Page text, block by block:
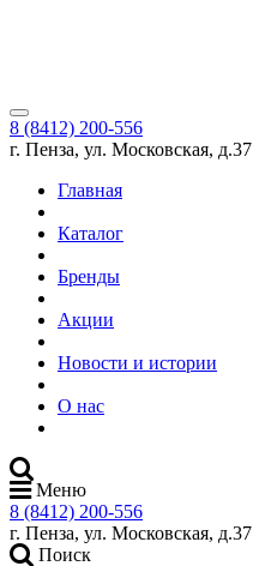
8 (8412) 200-556
г. Пенза, ул. Московская, д.37
Главная
Каталог
Бренды
Акции
Новости и истории
О нас
Меню
8 (8412) 200-556
г. Пенза, ул. Московская, д.37
Поиск